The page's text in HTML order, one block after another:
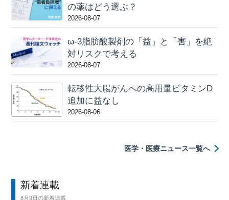
の薬はどう選ぶ？
2026-08-07
ω-3脂肪酸製剤の「益」と「害」を絶
対リスクで考える
2026-08-07
転移性大腸がんへの高用量ビタミンD
追加に益なし
2026-08-06
医学・医療ニュース一覧へ
新着連載
8月9日の新着連載